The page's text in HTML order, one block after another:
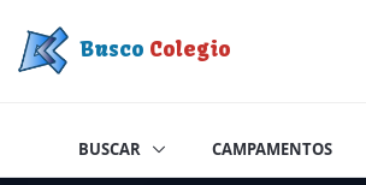
Busco Colegio
BUSCAR CAMPAMENTOS